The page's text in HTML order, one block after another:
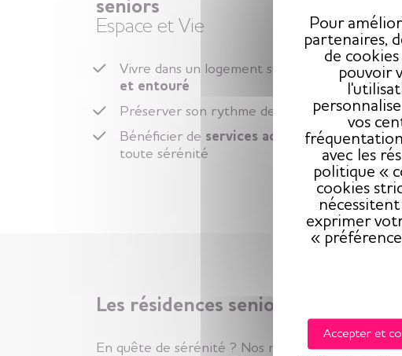
seniors
Espace et Vie
Vivre dans un logement senior,
et entouré
Préserver son rythme de vie
Bénéficier de services adaptésen
toute sérénité
Les résidences seniors Espace et
En quête de sérénité ? Nos résidences seniors
Pour
partenaires,
de
pouvoir
vos
avec les
politique «
cookies
exprimer
«
Accepter et